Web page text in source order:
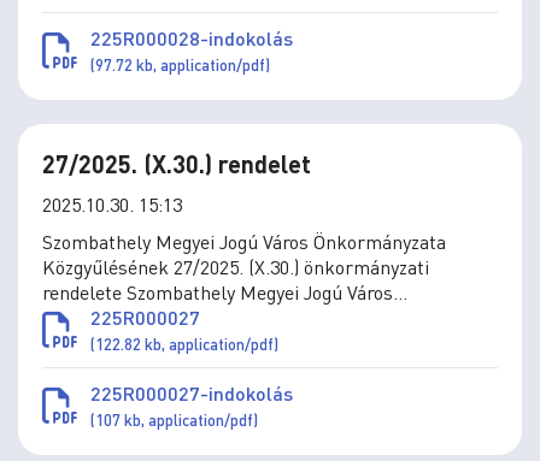
225R000028-indokolás
(97.72 kb, application/pdf)
27/2025. (X.30.) rendelet
2025.10.30. 15:13
Szombathely Megyei Jogú Város Önkormányzata
Közgyűlésének 27/2025. (X.30.) önkormányzati
rendelete Szombathely Megyei Jogú Város
Önkormányzata vagyonáról szóló 40/2014. (XII. 23.)
önkormányzati rendelet módosításáról
225R000027
(122.82 kb, application/pdf)
225R000027-indokolás
(107 kb, application/pdf)